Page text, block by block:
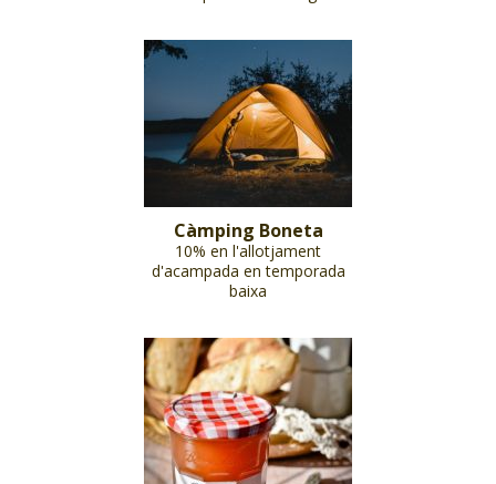
Càmping Boneta
10% en l'allotjament
d'acampada en temporada
baixa